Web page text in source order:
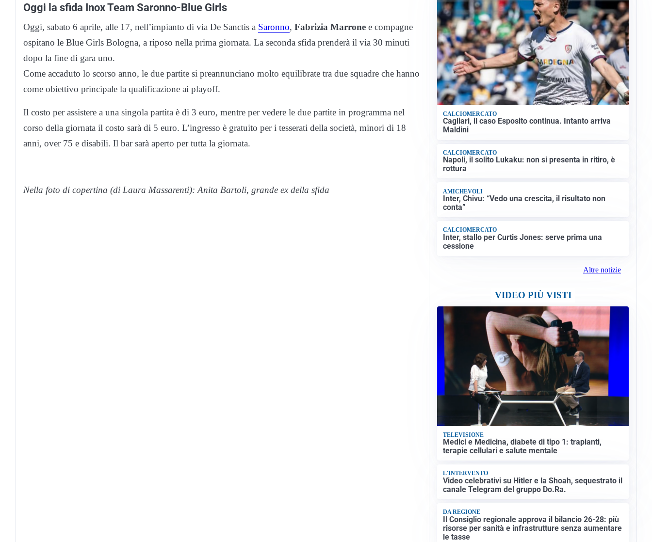
Oggi la sfida Inox Team Saronno-Blue Girls
Oggi, sabato 6 aprile, alle 17, nell’impianto di via De Sanctis a Saronno, Fabrizia Marrone e compagne
ospitano le Blue Girls Bologna, a riposo nella prima giornata. La seconda sfida prenderà il via 30 minuti
dopo la fine di gara uno.
Come accaduto lo scorso anno, le due partite si preannunciano molto equilibrate tra due squadre che hanno
come obiettivo principale la qualificazione ai playoff.
Il costo per assistere a una singola partita è di 3 euro, mentre per vedere le due partite in programma nel
corso della giornata il costo sarà di 5 euro. L’ingresso è gratuito per i tesserati della società, minori di 18
anni, over 75 e disabili. Il bar sarà aperto per tutta la giornata.
Nella foto di copertina (di Laura Massarenti): Anita Bartoli, grande ex della sfida
CALCIOMERCATO
Cagliari, il caso Esposito continua. Intanto arriva
Maldini
CALCIOMERCATO
Napoli, il solito Lukaku: non si presenta in ritiro, è
rottura
AMICHEVOLI
Inter, Chivu: “Vedo una crescita, il risultato non
conta”
CALCIOMERCATO
Inter, stallo per Curtis Jones: serve prima una
cessione
Altre notizie
VIDEO PIÙ VISTI
TELEVISIONE
Medici e Medicina, diabete di tipo 1: trapianti,
terapie cellulari e salute mentale
L'INTERVENTO
Video celebrativi su Hitler e la Shoah, sequestrato il
canale Telegram del gruppo Do.Ra.
DA REGIONE
Il Consiglio regionale approva il bilancio 26-28: più
risorse per sanità e infrastrutture senza aumentare
le tasse